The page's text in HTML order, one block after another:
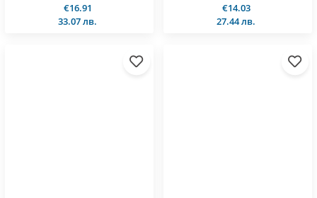
€16.91
33.07 лв.
€14.03
27.44 лв.